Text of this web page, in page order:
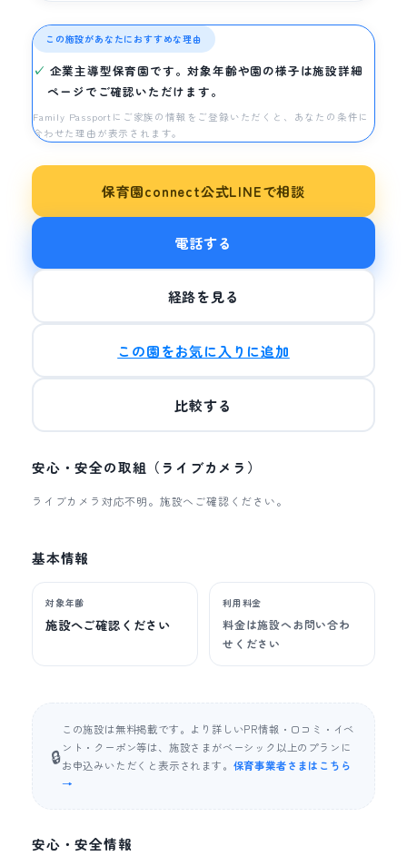
この施設があなたにおすすめな理由
企業主導型保育園です。対象年齢や園の様子は施設詳細
ページでご確認いただけます。
Family Passportにご家族の情報をご登録いただくと、あなたの条件に
合わせた理由が表示されます。
保育園connect公式LINEで相談
電話する
経路を見る
この園をお気に入りに追加
比較する
安心・安全の取組（ライブカメラ）
ライブカメラ対応不明。施設へご確認ください。
基本情報
対象年齢
施設へご確認ください
利用料金
料金は施設へお問い合わ
せください
🔒
この施設は無料掲載です。より詳しいPR情報・口コミ・イベ
ント・クーポン等は、施設さまがベーシック以上のプランに
お申込みいただくと表示されます。 保育事業者さまはこちら
→
安心・安全情報